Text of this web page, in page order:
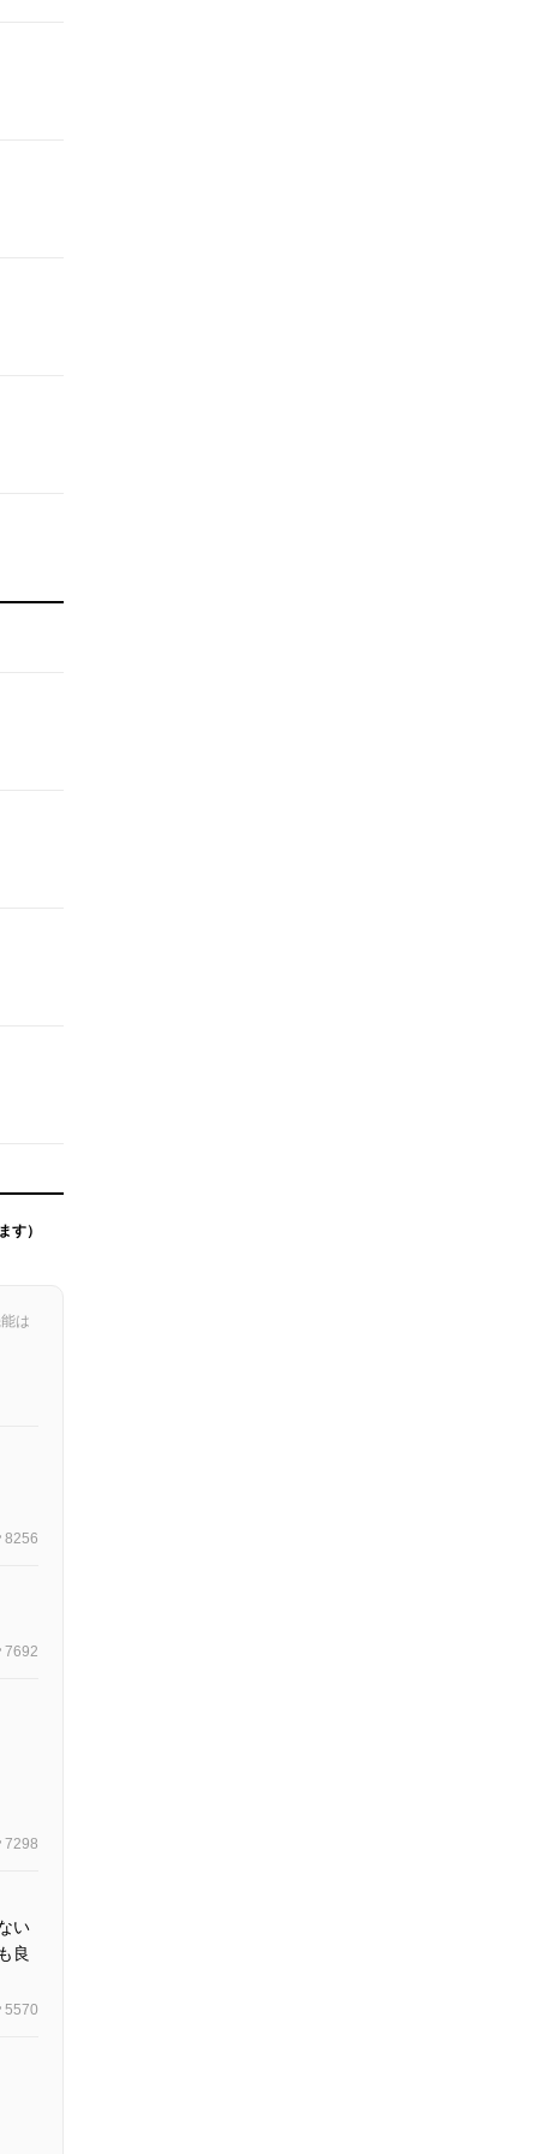
す）
は
8256
7692
7298
い
良
5570